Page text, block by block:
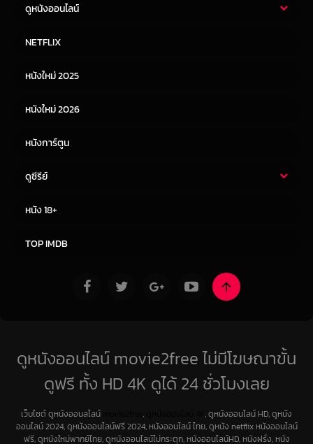
ดูหนังออนไลน์
หนังจีน
NETFLIX
หนังใหม่ 2025
หนังใหม่ 2026
หนังการ์ตูน
ดูซีรีย์
หนัง 18+
TOP IMDB
ดูหนังออนไลน์ movie2free ไม่มีโฆษณาขั้น
ดูฟรี ทั้ง HD 4K ดูได้ 24 ชั่วโมงเลย
เว็บไซต์ ดูหนังออนลไลน์ ,
, ดูหนังออนไลน์ HD, ดูหนัง
ออนไลน์ 2024, ดูหนังออนไลน์ฟรี 2024, หนังออนไลน์ ไทย, ดูหนัง netflix หนังออนไลน์
ฟรี, ดูหนังใหม่พากย์ไทย, ดูหนังออนไลน์ไม่กระตุก, หนังออนไลน์HD, หนังฝรั่ง, หนัง